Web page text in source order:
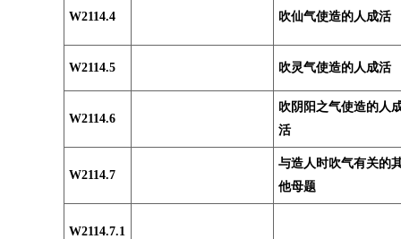
W2114.4 吹仙气使造的人成活
W2114.5 吹灵气使造的人成活
W2114.6
吹阴阳之气使造的人
活
W2114.7
与造人时吹气有关的
他母题
W2114.7.1